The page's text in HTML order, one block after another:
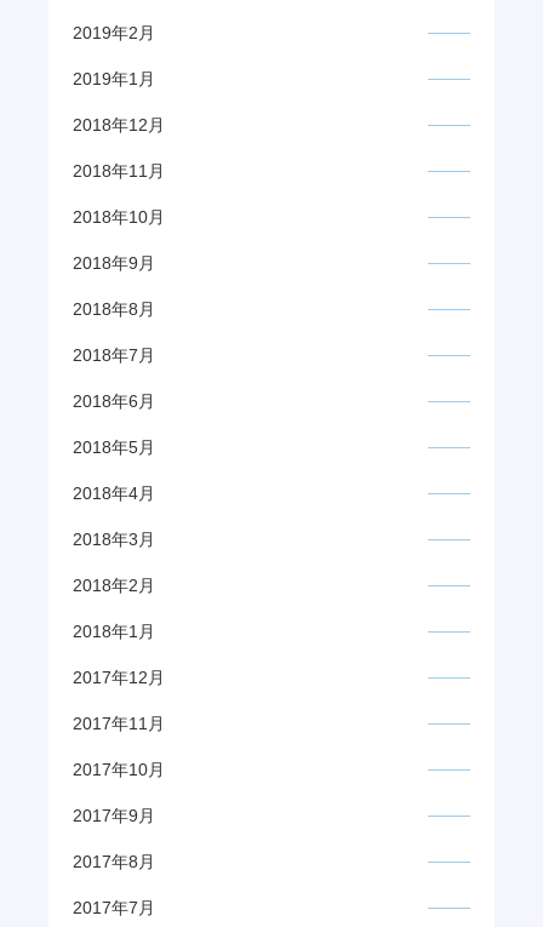
2019年2月
2019年1月
2018年12月
2018年11月
2018年10月
2018年9月
2018年8月
2018年7月
2018年6月
2018年5月
2018年4月
2018年3月
2018年2月
2018年1月
2017年12月
2017年11月
2017年10月
2017年9月
2017年8月
2017年7月